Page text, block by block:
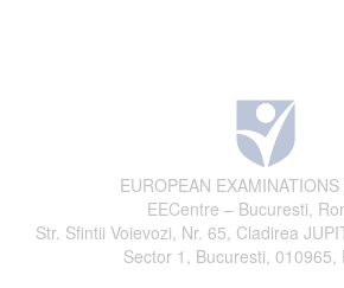
EUROPEAN
EECentre – Bucuresti,
Str. Sfintii Voievozi, Nr. 65, Cladirea
Sector 1, Bucuresti, 010965,